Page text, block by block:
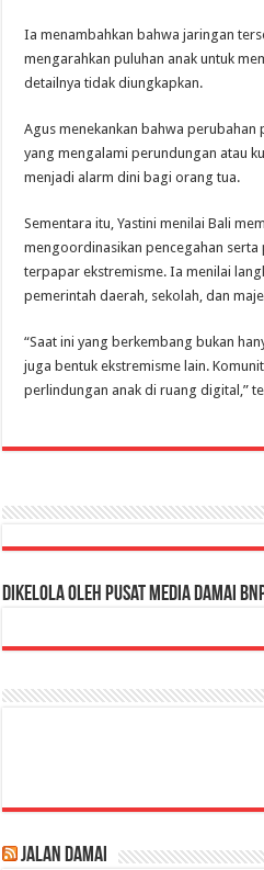
Ia menambahkan bahwa jaringan
mengarahkan puluhan anak untuk
detailnya tidak diungkapkan.
Agus menekankan bahwa perubahan
yang mengalami perundungan atau
menjadi alarm dini bagi orang tua.
Sementara itu, Yastini menilai Bali
mengoordinasikan pencegahan serta
terpapar ekstremisme. Ia menilai
pemerintah daerah, sekolah, dan
“Saat ini yang berkembang bukan
juga bentuk ekstremisme lain.
perlindungan anak di ruang digital,”
Dikelola oleh Pusat Media Damai
Jalan Damai